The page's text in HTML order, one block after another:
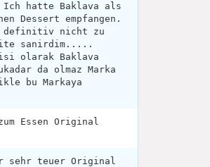
hatte Baklava als
Dessert empfangen.
definitiv nicht zu
sanirdim.....
olarak Baklava
da olmaz Marka
bu Markaya
Essen Original
sehr teuer Original